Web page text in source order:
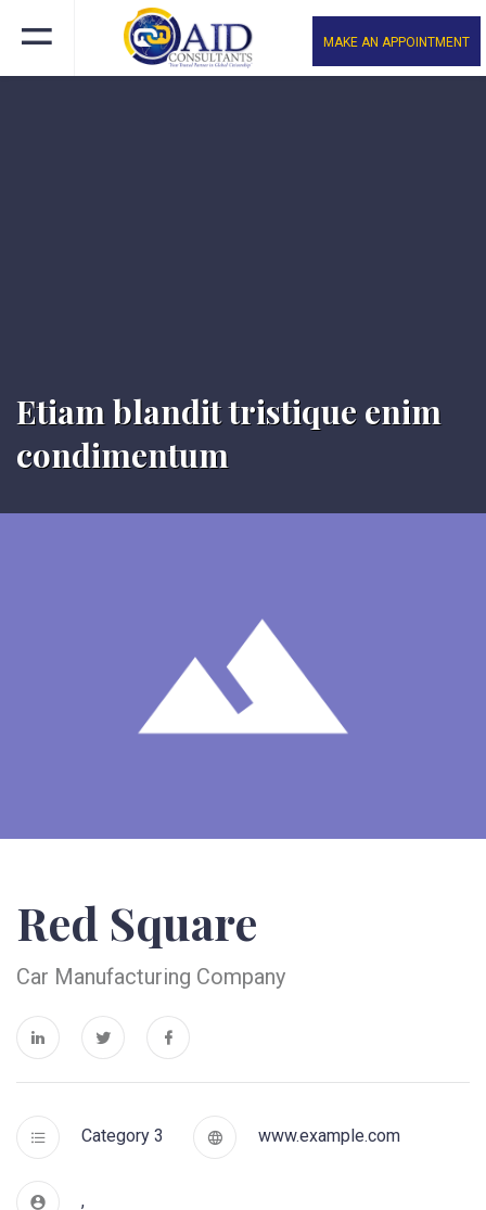
MAKE AN APPOINTMENT
Etiam blandit tristique enim
condimentum
Red Square
Car Manufacturing Company
Category 3 www.example.com
,